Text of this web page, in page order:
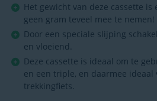
Het gewicht van deze cassette is
geen gram teveel mee te nemen!
Door een speciale slijping
en vloeiend.
Deze cassette is ideaal om te
en een triple, en daarmee ideaal
trekkingfiets.